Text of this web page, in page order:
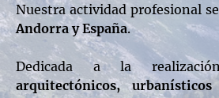
Nuestra actividad profesional
Andorra y España.
Dedicada a la
arquitectónicos,